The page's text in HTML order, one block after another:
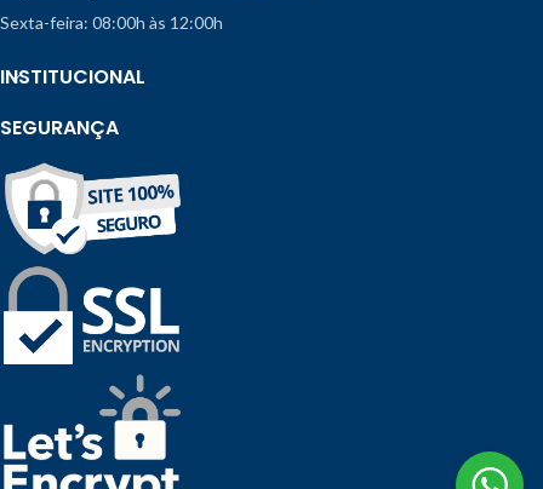
Sexta-feira: 08:00h às 12:00h
INSTITUCIONAL
SEGURANÇA